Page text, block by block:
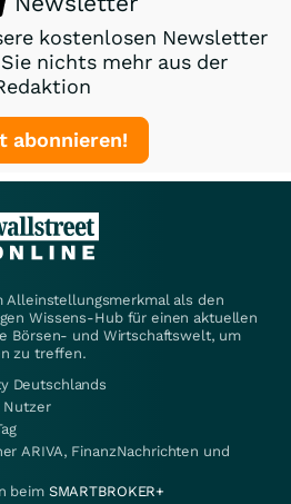
kostenlosen Newsletter
nichts mehr aus der
abonnieren!
Alleinstellungsmerkmal als den
Wissens-Hub für einen aktuellen
Börsen- und Wirtschaftswelt, um
zu treffen.
Deutschlands
Nutzer
ARIVA, FinanzNachrichten und
beim SMARTBROKER+